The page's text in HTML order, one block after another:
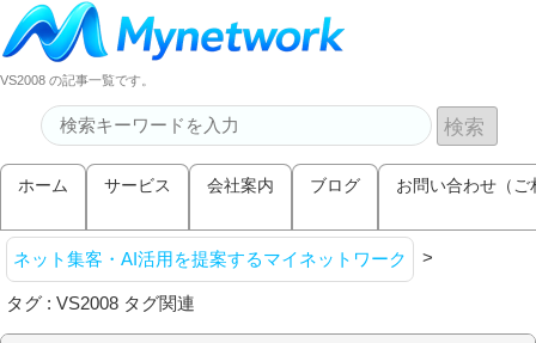
VS2008 の記事一覧です。
ホーム サービス 会社案内 ブログ お問い合わせ（
ネット集客・AI活用を提案するマイネットワーク >
タグ : VS2008 タグ関連